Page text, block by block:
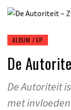
ALBUM / EP
De
De Autoriteit
met